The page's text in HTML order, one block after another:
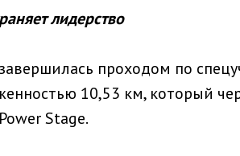
лидерство
проходом по
10,53 км, который
Stage.